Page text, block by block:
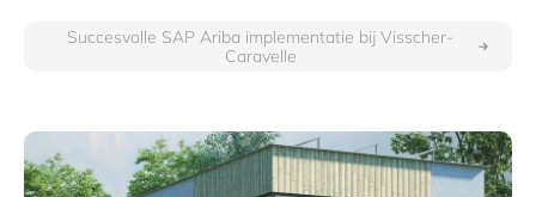
Succesvolle SAP Ariba implementatie bij Visscher-
Caravelle